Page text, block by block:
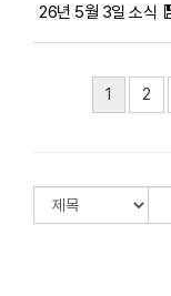
26년 5월 3일 소식
1 2